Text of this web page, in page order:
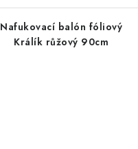
Nafukovací balón fóliový
Králík růžový 90cm